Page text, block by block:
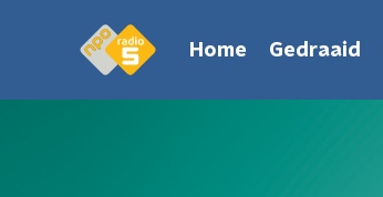
Home Gedraaid